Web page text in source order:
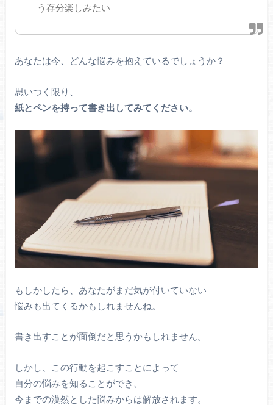
う存分楽しみたい
あなたは今、どんな悩みを抱えているでしょうか？
思いつく限り、
紙とペンを持って書き出してみてください。
もしかしたら、あなたがまだ気が付いていない
悩みも出てくるかもしれませんね。
書き出すことが面倒だと思うかもしれません。
しかし、この行動を起こすことによって
自分の悩みを知ることができ、
今までの漠然とした悩みからは解放されます。